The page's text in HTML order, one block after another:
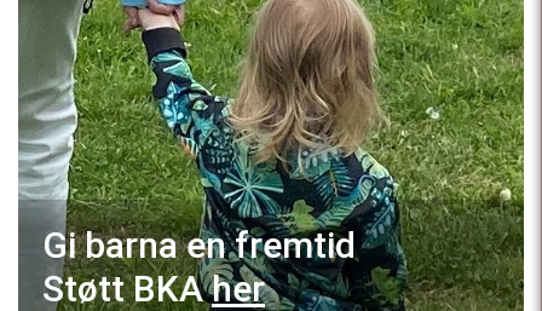
Gi barna en fremtid
Støtt BKAher